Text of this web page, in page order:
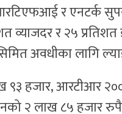
र एनटर्क
र २५ प्रतिशत
अवधीका लागि
हजार, आरटीआर
२ लाख ८५ हजार